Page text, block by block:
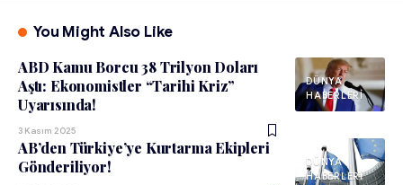
You Might Also Like
DÜNYA
HABERLERI
ABD Kamu Borcu 38 Trilyon Doları
Aştı: Ekonomistler “Tarihi Kriz”
Uyarısında!
3 Kasım 2025
DÜNYA
HABERLERI
AB’den Türkiye’ye Kurtarma Ekipleri
Gönderiliyor!